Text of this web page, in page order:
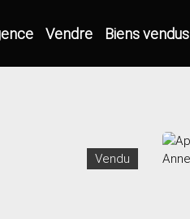
Vendre Biens vendus
Vendu